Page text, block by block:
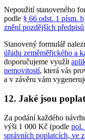
Nepoužití stanoveného
podle § 66 odst. 1 písm.
znění pozdějších předpisů.
Stanovený formulář
úřadu zeměměřického a
doporučujeme využít
nemovitostí, která vás
a v závěru vám
12. Jaké jsou
Za podání každého
výši 1 000 Kč (podle pol.
správních poplatcích, ve